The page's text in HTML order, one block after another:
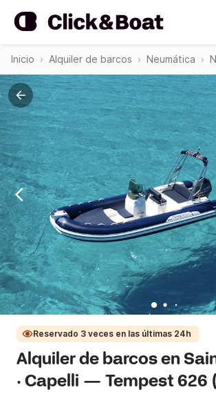
Inicio Alquiler de barcos Neumática
Reservado 3 veces en las últimas 24h
Alquiler de barcos en
· Capelli — Tempest 626